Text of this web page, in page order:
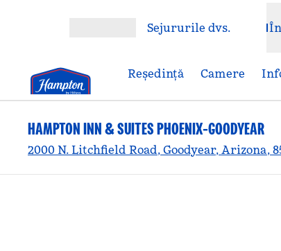
Deschideți meniulSejururile dvs.
Reşedinţă Camere
HAMPTON INN & SUITES PHOENIX-GOODYEAR
2000 N. Litchfield Road, Goodyear, Arizona,